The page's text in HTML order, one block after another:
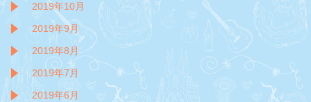
2019年10月
2019年9月
2019年8月
2019年7月
2019年6月